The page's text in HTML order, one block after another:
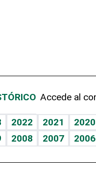
Accede al
2022 2021 2020
2008 2007 2006